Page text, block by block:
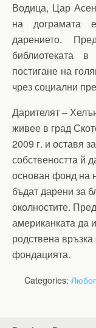
Водица, Цар
на дограмата
дарението.
библиотеката
постигане на
чрез социални
Дарителят –
живее в град
2009 г. и оставя
собствеността й
основан фонд на
бъдат дарени за
околностите.
американката да
родствена
фондацията.
Categories: